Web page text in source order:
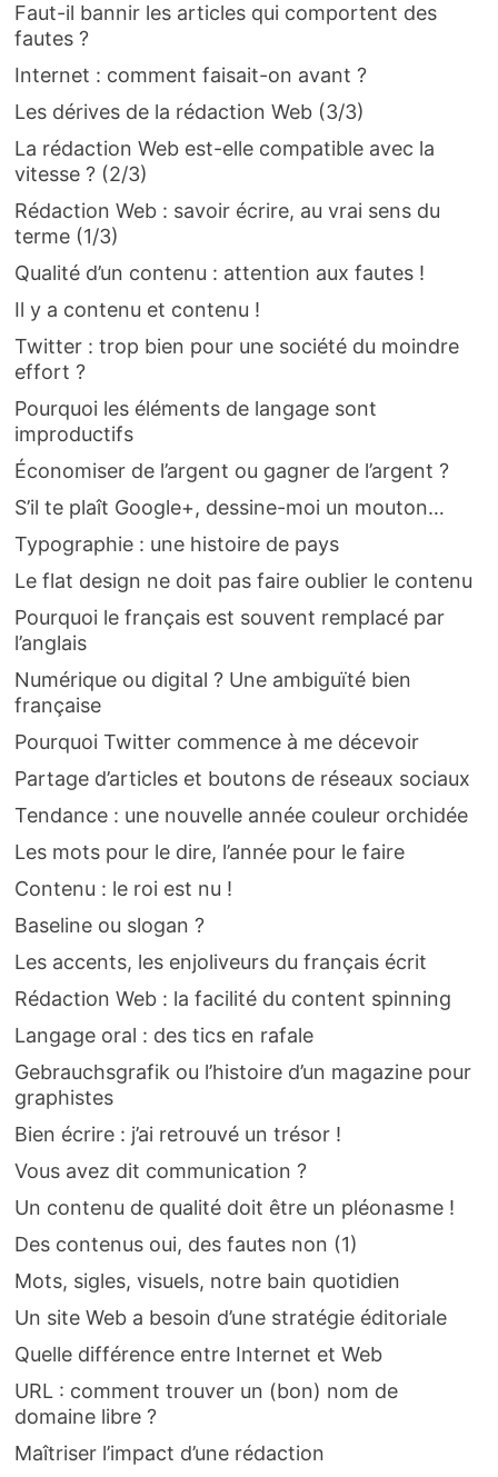
Faut-il bannir les articles qui comportent des
fautes ?
Internet : comment faisait-on avant ?
Les dérives de la rédaction Web (3/3)
La rédaction Web est-elle compatible avec la
vitesse ? (2/3)
Rédaction Web : savoir écrire, au vrai sens du
terme (1/3)
Qualité d’un contenu : attention aux fautes !
Il y a contenu et contenu !
Twitter : trop bien pour une société du moindre
effort ?
Pourquoi les éléments de langage sont
improductifs
Économiser de l’argent ou gagner de l’argent ?
S’il te plaît Google+, dessine-moi un mouton…
Typographie : une histoire de pays
Le flat design ne doit pas faire oublier le contenu
Pourquoi le français est souvent remplacé par
l’anglais
Numérique ou digital ? Une ambiguïté bien
française
Pourquoi Twitter commence à me décevoir
Partage d’articles et boutons de réseaux sociaux
Tendance : une nouvelle année couleur orchidée
Les mots pour le dire, l’année pour le faire
Contenu : le roi est nu !
Baseline ou slogan ?
Les accents, les enjoliveurs du français écrit
Rédaction Web : la facilité du content spinning
Langage oral : des tics en rafale
Gebrauchsgrafik ou l’histoire d’un magazine pour
graphistes
Bien écrire : j’ai retrouvé un trésor !
Vous avez dit communication ?
Un contenu de qualité doit être un pléonasme !
Des contenus oui, des fautes non (1)
Mots, sigles, visuels, notre bain quotidien
Un site Web a besoin d’une stratégie éditoriale
Quelle différence entre Internet et Web
URL : comment trouver un (bon) nom de
domaine libre ?
Maîtriser l’impact d’une rédaction